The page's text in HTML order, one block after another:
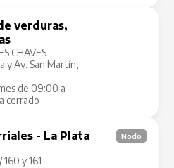
verduras,
CHAVES
y Av. San Martín,
de 09:00 a
cerrado
- La Plata
y 161
Nodo